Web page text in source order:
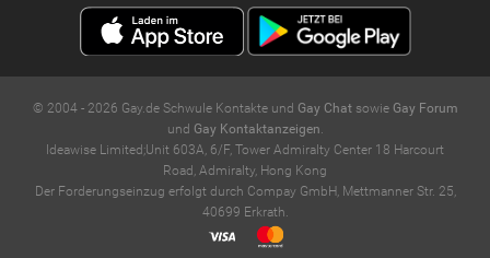
© 2004 - 2026 Gay.de Schwule Kontakte und Gay Chatsowie Gay Forum
und Gay Kontaktanzeigen.
Ideawise Limited;Unit 603A, 6/F, Tower Admiralty Center 18 Harcourt
Road, Admiralty, Hong Kong
Der Forderungseinzug erfolgt durch Compay GmbH, Mettmanner Str. 25,
40699 Erkrath.